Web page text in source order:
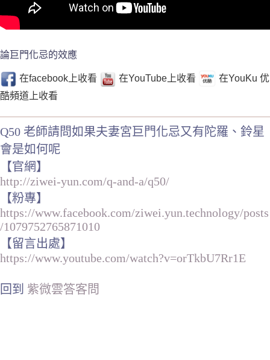
論巨門化忌的效應
在facebook上收看 在YouTube上收看
在YouKu 优
酷頻道上收看
Q50 老師請問如果夫妻宮巨門化忌又有陀羅、鈴星
會是如何呢
【官網】
http://ziwei-yun.com/q-and-a/q50/
【粉專】
https://www.facebook.com/ziwei.yun.technology/posts
/1079752765871010
【留言出處】
https://www.youtube.com/watch?v=orTkbU7Rr1E
回到 紫微雲答客問